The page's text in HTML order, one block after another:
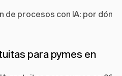
de procesos con IA: por
para pymes en